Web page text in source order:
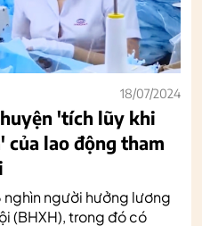
18/07/2024
'tích lũy khi
lao động tham
người hưởng lương
(BHXH), trong đó có